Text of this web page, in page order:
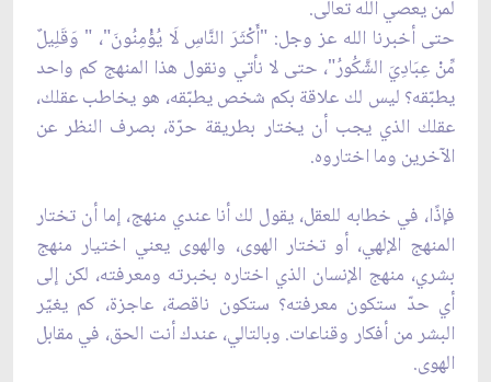
لمن يعصي الله تعالى.
حتى أخبرنا الله عز وجل: "أَكْثَرَ النَّاسِ لَا يُؤْمِنُونَ"، " وَقَلِيلٌ
مِّنْ عِبَادِيَ الشَّكُورُ"، حتى لا نأتي ونقول هذا المنهج كم واحد
يطبّقه؟ ليس لك علاقة بكم شخص يطبّقه، هو يخاطب عقلك،
عقلك الذي يجب أن يختار بطريقة حرّة، بصرف النظر عن
الآخرين وما اختاروه.
فإذًا، في خطابه للعقل، يقول لك أنا عندي منهج، إما أن تختار
المنهج الإلهي، أو تختار الهوى، والهوى يعني اختيار منهج
بشري، منهج الإنسان الذي اختاره بخبرته ومعرفته، لكن إلى
أي حدّ ستكون معرفته؟ ستكون ناقصة، عاجزة، كم يغيّر
البشر من أفكار وقناعات. وبالتالي، عندك أنت الحق، في مقابل
الهوى.